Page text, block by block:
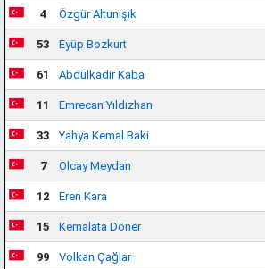
4 Özgür Altunışık
53 Eyüp Bozkurt
61 Abdülkadir Kaba
11 Emrecan Yıldızhan
33 Yahya Kemal Baki
7 Olcay Meydan
12 Eren Kara
15 Kemalata Döner
99 Volkan Çağlar